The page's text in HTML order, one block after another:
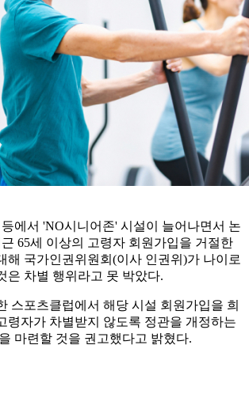
에서 'NO시니어존' 시설이 늘어나면서 논
65세 이상의 고령자 회원가입을 거절한
해 국가인권위원회(이사 인권위)가 나이로
은 차별 행위라고 못 박았다.
스포츠클럽에서 해당 시설 회원가입을 희
령자가 차별받지 않도록 정관을 개정하는
마련할 것을 권고했다고 밝혔다.